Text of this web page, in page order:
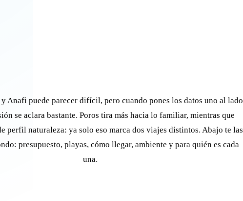
Anafi puede parecer difícil, pero cuando pones los datos uno al lado
se aclara bastante. Poros tira más hacia lo familiar, mientras que
perfil naturaleza: ya solo eso marca dos viajes distintos. Abajo te las
presupuesto, playas, cómo llegar, ambiente y para quién es cada
una.